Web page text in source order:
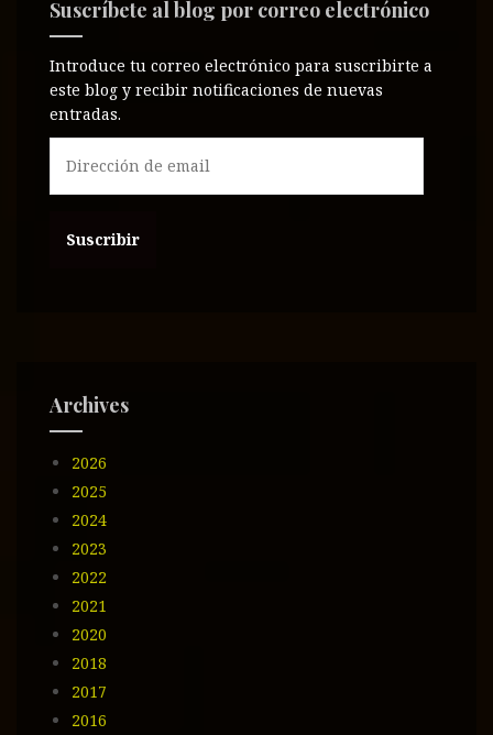
Suscríbete al blog por correo electrónico
Introduce tu correo electrónico para suscribirte a
este blog y recibir notificaciones de nuevas
entradas.
r
e
a
i
l
Archives
2026
2025
2024
2023
2022
2021
2020
2018
2017
2016